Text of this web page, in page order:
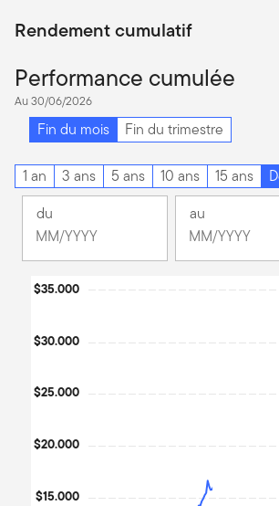
Rendement cumulatif
Performance cumulée
Au 30/06/2026
Fin du mois Fin du trimestre
1 an 3 ans 5 ans 10 ans 15 ans
du
Changement
sélectionné
2011
au
sélectionné
Chart
The chart has 1 X axis displaying Time.
$15.000
$20.000
$25.000
$30.000
$35.000